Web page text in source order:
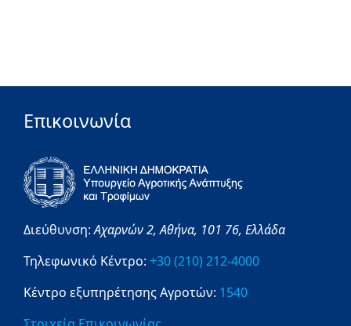
Επικοινωνία
Διεύθυνση:Αχαρνών 2,Αθήνα, 101 76, Ελλάδα
Τηλεφωνικό Κέντρο: +30 (210) 212-4000
Κέντρο εξυπηρέτησης Αγροτών: 1540